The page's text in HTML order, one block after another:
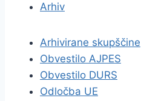
Arhiv
Arhivirane skupščine
Obvestilo AJPES
Obvestilo DURS
Odločba UE